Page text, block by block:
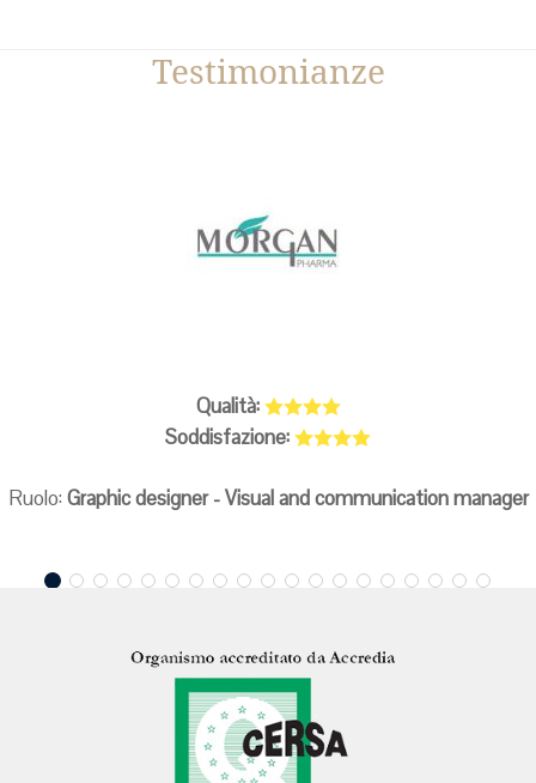
Testimonianze
Qualità:
Soddisfazione:
Ruolo: Graphic designer - Visual and communication manager